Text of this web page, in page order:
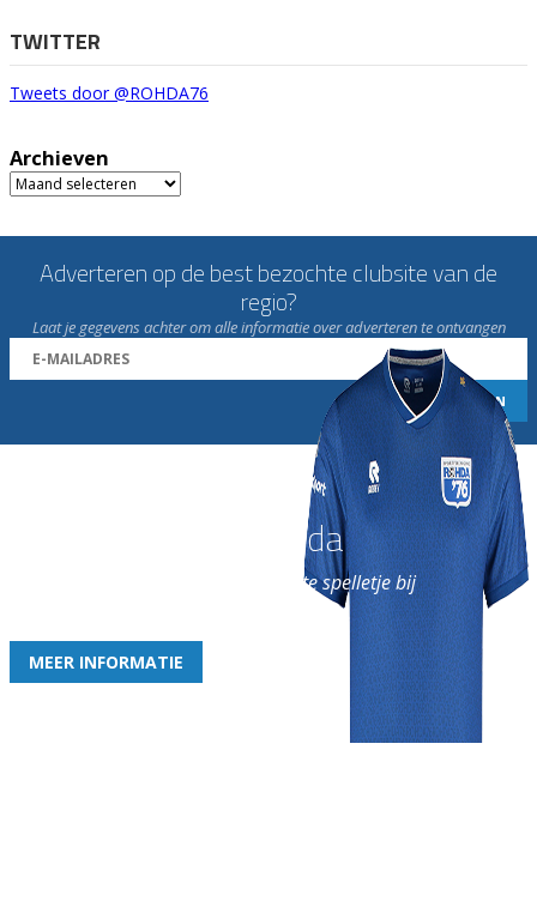
TWITTER
Tweets door @ROHDA76
Archieven
Archieven
Adverteren op de best bezochte clubsite van de
regio?
Laat je gegevens achter om alle informatie over adverteren te ontvangen
Word nu lid van Rohda
en geniet iedere week van het leukste spelletje bij
MEER INFORMATIE